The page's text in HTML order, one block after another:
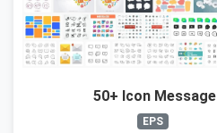
50+ Icon Message
EPS